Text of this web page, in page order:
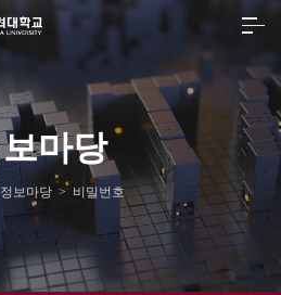
마당
정보마당 > 비밀번호